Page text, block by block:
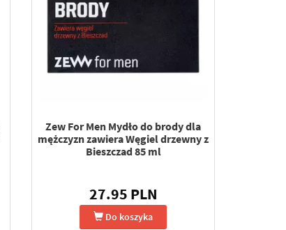
Zew For Men Mydło do brody dla
mężczyzn zawiera Węgiel drzewny z
Bieszczad 85 ml
27.95 PLN
Do koszyka